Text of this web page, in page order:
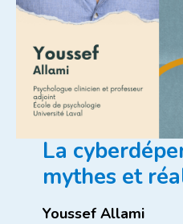
La
mythes et
Youssef Allami